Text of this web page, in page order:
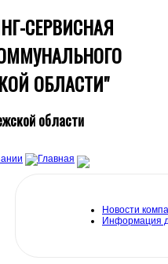
СЕРВИСНАЯ
ОБЛАСТИ"
области
Новости
Информация